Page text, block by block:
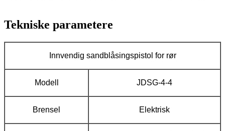
Tekniske parametere
Innvendig sandblåsingspistol for rør
Modell JDSG-4-4
Brensel Elektrisk